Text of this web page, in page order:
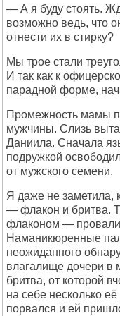
— А я буду стоять.
возможно ведь, что
отнести их в стирку?
Мы трое стали
И так как к
парадной форме,
Промежность мамы
мужчины. Слизь
Даниила. Сначала
подружкой
от мужского семени.
Я даже не заметила,
— флакон и бритва.
флаконом —
Наманикюренные
неожиданного
влагалище дочери в
бритва, от которой
на себе несколько
порвался и ей